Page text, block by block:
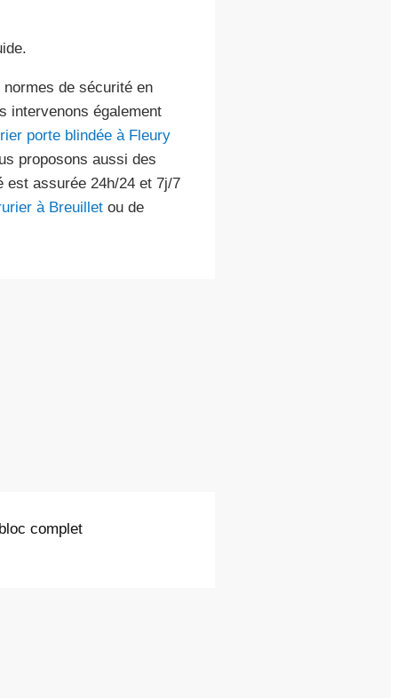
de sécurité en
intervenons également
porte blindée à Fleury
proposons aussi des
est assurée 24h/24 et 7j/7
à Breuilletou de
complet